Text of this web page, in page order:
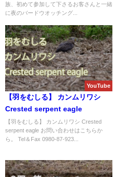
族、初めて参加して下さるお客さんと一緒
に夜のバードウオッチング...
YouTube
【羽をむしる】 カンムリワシ
Crested serpent eagle
【羽をむしる】 カンムリワシ Crested
serpent eagle お問い合わせはこちらか
ら。 Tel＆Fax 0980-87-923...